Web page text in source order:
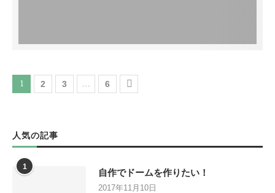
1 2 3 … 6
人気の記事
1
自作でドームを作りたい！
2017年11月10日